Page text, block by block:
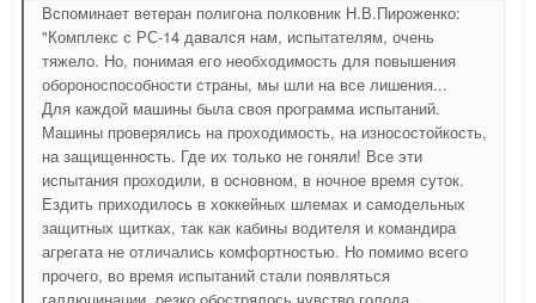
Вспоминает ветеран полигона полковник Н.В.Пироженко:
"Комплекс с РС-14 давался нам, испытателям, очень
тяжело. Но, понимая его необходимость для повышения
обороноспособности страны, мы шли на все лишения...
Для каждой машины была своя программа испытаний.
Машины проверялись на проходимость, на износостойкость,
на защищенность. Где их только не гоняли! Все эти
испытания проходили, в основном, в ночное время суток.
Ездить приходилось в хоккейных шлемах и самодельных
защитных щитках, так как кабины водителя и командира
агрегата не отличались комфортностью. Но помимо всего
прочего, во время испытаний стали появляться